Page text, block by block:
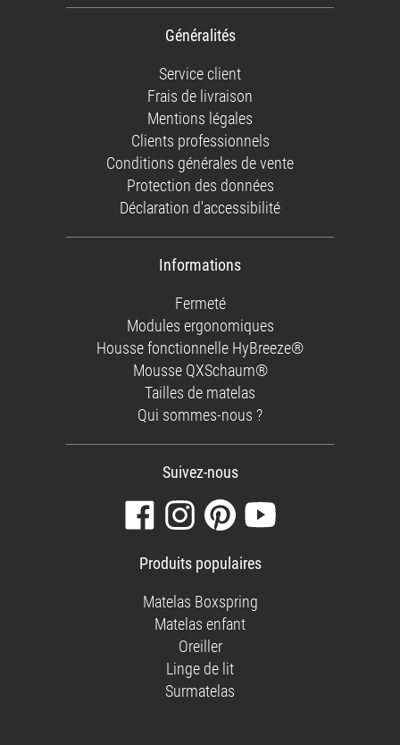
Généralités
Service client
Frais de livraison
Mentions légales
Clients professionnels
Conditions générales de vente
Protection des données
Déclaration d'accessibilité
Informations
Fermeté
Modules ergonomiques
Housse fonctionnelle HyBreeze®
Mousse QXSchaum®
Tailles de matelas
Qui sommes-nous ?
Suivez-nous
Visitez
notre
page
Facebook
Suivez-
nous
Instagram
Retrouvez-
nous
Regardez
Produits populaires
Matelas Boxspring
Matelas enfant
Oreiller
Linge de lit
Surmatelas